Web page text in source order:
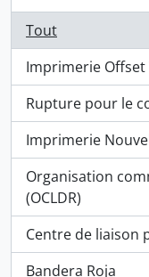
Tout
Imprimerie
, 11 résultats
Rupture pour le
, 9 résultats
Imprimerie
, 9 résultats
Organisation
(OCLDR)
, 6 résultats
Centre de liaison
, 5 résultats
Bandera Roja